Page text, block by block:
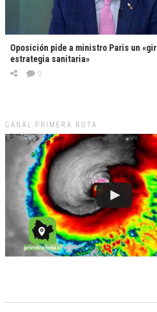
Oposición pide a ministro Paris un
estrategia sanitaria»
0
CANAL PRIMERA NOTA